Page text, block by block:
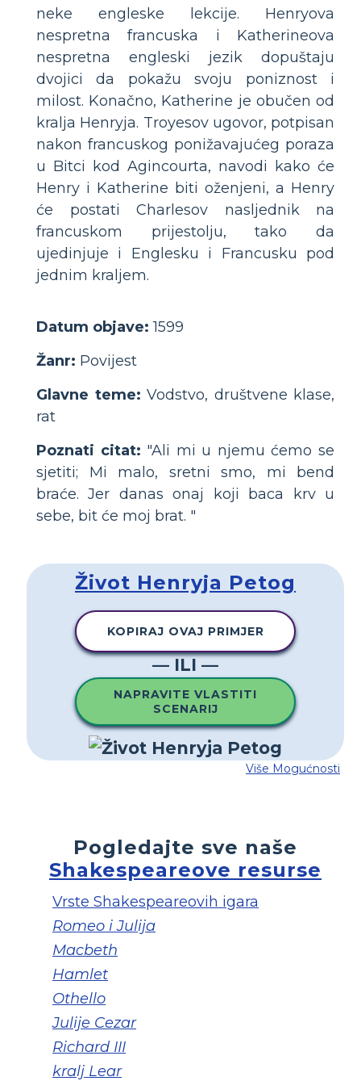
neke engleske lekcije. Henryova
nespretna francuska i Katherineova
nespretna engleski jezik dopuštaju
dvojici da pokažu svoju poniznost i
milost. Konačno, Katherine je obučen od
kralja Henryja. Troyesov ugovor, potpisan
nakon francuskog ponižavajućeg poraza
u Bitci kod Agincourta, navodi kako će
Henry i Katherine biti oženjeni, a Henry
će postati Charlesov nasljednik na
francuskom prijestolju, tako da
ujedinjuje i Englesku i Francusku pod
jednim kraljem.
Datum objave: 1599
Žanr: Povijest
Glavne teme: Vodstvo, društvene klase,
rat
Poznati citat: "Ali mi u njemu ćemo se
sjetiti; Mi malo, sretni smo, mi bend
braće. Jer danas onaj koji baca krv u
sebe, bit će moj brat. "
Život Henryja Petog
KOPIRAJ OVAJ PRIMJER
— ILI —
NAPRAVITE VLASTITI
SCENARIJ
Više Mogućnosti
Pogledajte sve naše
Shakespeareove resurse
Vrste Shakespeareovih igara
Romeo i Julija
Macbeth
Hamlet
Othello
Julije Cezar
Richard III
kralj Lear